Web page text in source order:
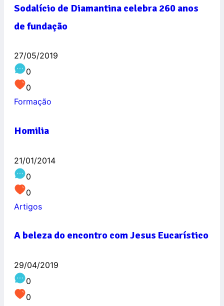
Sodalício de Diamantina celebra 260 anos
de fundação
27/05/2019
0
0
Formação
Homilia
21/01/2014
0
0
Artigos
A beleza do encontro com Jesus Eucarístico
29/04/2019
0
0